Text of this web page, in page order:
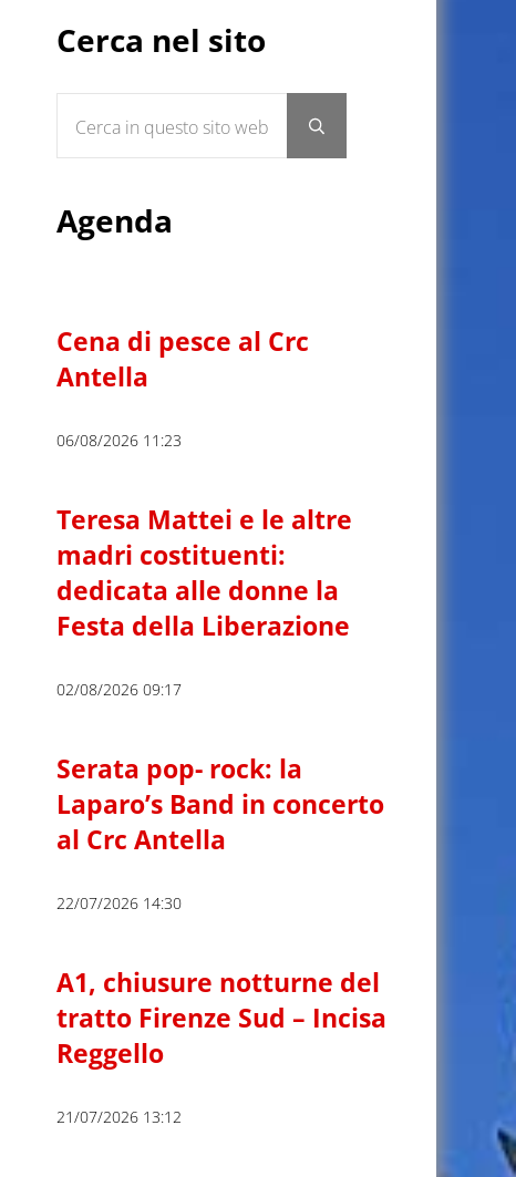
Cerca nel sito
Submit search
Agenda
Cena di pesce al Crc
Antella
06/08/2026 11:23
Teresa Mattei e le altre
madri costituenti:
dedicata alle donne la
Festa della Liberazione
02/08/2026 09:17
Serata pop- rock: la
Laparo’s Band in concerto
al Crc Antella
22/07/2026 14:30
A1, chiusure notturne del
tratto Firenze Sud – Incisa
Reggello
21/07/2026 13:12